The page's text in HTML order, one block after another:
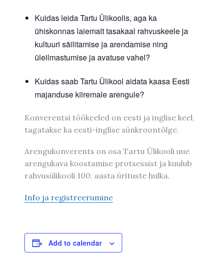
Kuidas leida Tartu Ülikoolis, aga ka
ühiskonnas laiemalt tasakaal rahvuskeele ja
kultuuri säilitamise ja arendamise ning
üleilmastumise ja avatuse vahel?
Kuidas saab Tartu Ülikool aidata kaasa Eesti
majanduse kiiremale arengule?
Konverentsi töökeeled on eesti ja inglise keel,
tagatakse ka eesti-inglise sünkroontõlge.
Arengukonverents on osa Tartu Ülikooli uue
arengukava koostamise protsessist ja kuulub
rahvusülikooli 100. aasta ürituste hulka.
Info ja registreerumine
Add to calendar